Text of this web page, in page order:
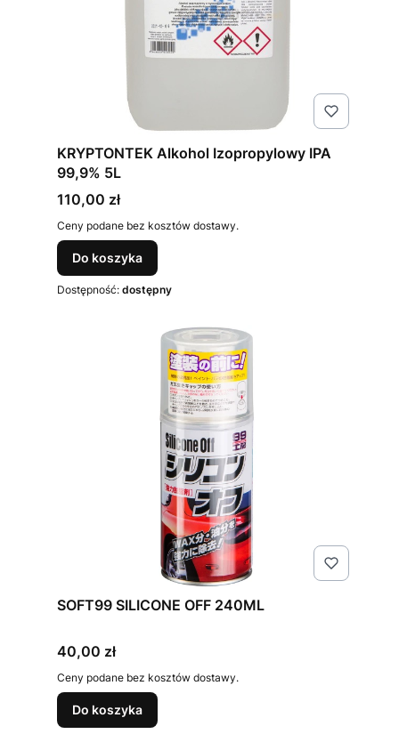
KRYPTONTEK Alkohol Izopropylowy IPA
99,9% 5L
Cena
110,00 zł
Ceny podane bez kosztów dostawy.
Do koszyka
Dostępność: dostępny
SOFT99 SILICONE OFF 240ML
Cena
40,00 zł
Ceny podane bez kosztów dostawy.
Do koszyka